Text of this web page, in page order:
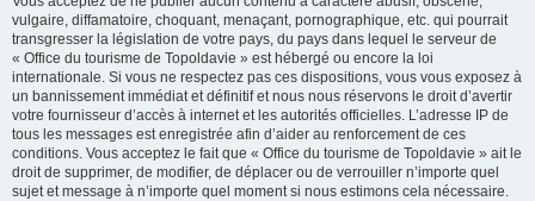
vulgaire, diffamatoire, choquant, menaçant, pornographique, etc. qui pourrait
transgresser la législation de votre pays, du pays dans lequel le serveur de
« Office du tourisme de Topoldavie » est hébergé ou encore la loi
internationale. Si vous ne respectez pas ces dispositions, vous vous exposez à
un bannissement immédiat et définitif et nous nous réservons le droit d’avertir
votre fournisseur d’accès à internet et les autorités officielles. L’adresse IP de
tous les messages est enregistrée afin d’aider au renforcement de ces
conditions. Vous acceptez le fait que « Office du tourisme de Topoldavie » ait le
droit de supprimer, de modifier, de déplacer ou de verrouiller n’importe quel
sujet et message à n’importe quel moment si nous estimons cela nécessaire.